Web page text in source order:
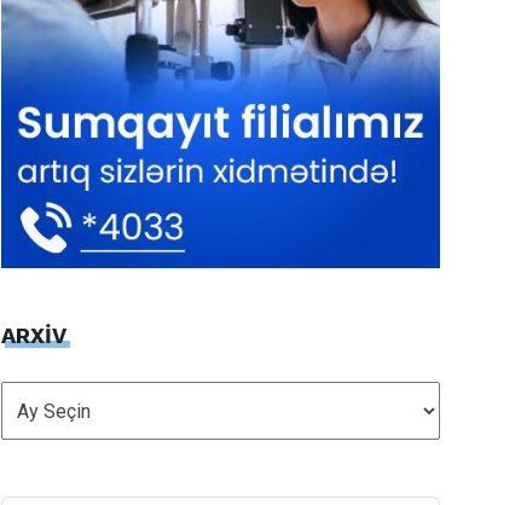
ARXİV
ARXİV